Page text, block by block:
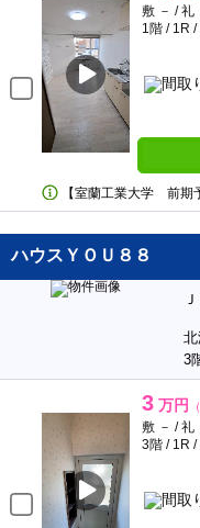
敷 － / 礼
1階 / 1R /
【室蘭工業大学 前期
ハウスＹＯＵ８８
3
3 万円
敷 － / 礼
3階 / 1R /